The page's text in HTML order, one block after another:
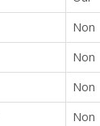
Non
Non
Non
Non